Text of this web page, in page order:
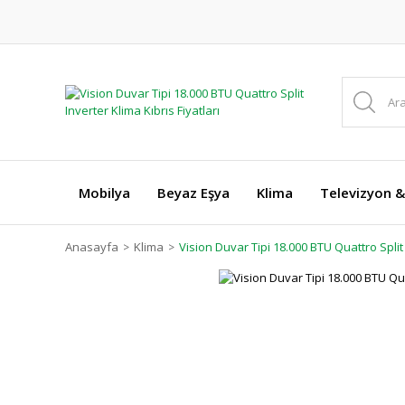
Mobilya Beyaz Eşya Klima Televizyon
Anasayfa Klima Vision Duvar Tipi 18.000 BTU Quattro